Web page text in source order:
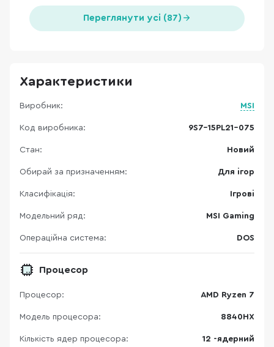
Переглянути усі (87)
Характеристики
Виробник: MSI
Код виробника: 9S7-15PL21-075
Стан: Новий
Обирай за призначенням: Для ігор
Класифікація: Ігрові
Модельний ряд: MSI Gaming
Операційна система: DOS
Процесор
Процесор: AMD Ryzen 7
Модель процесора: 8840HX
Кількість ядер процесора: 12 -ядерний